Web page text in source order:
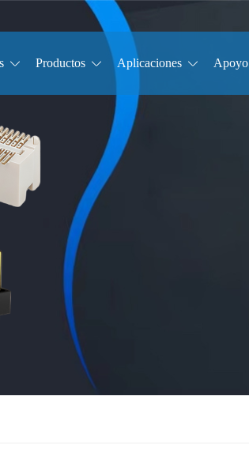
Productos Aplicaciones Apoyo